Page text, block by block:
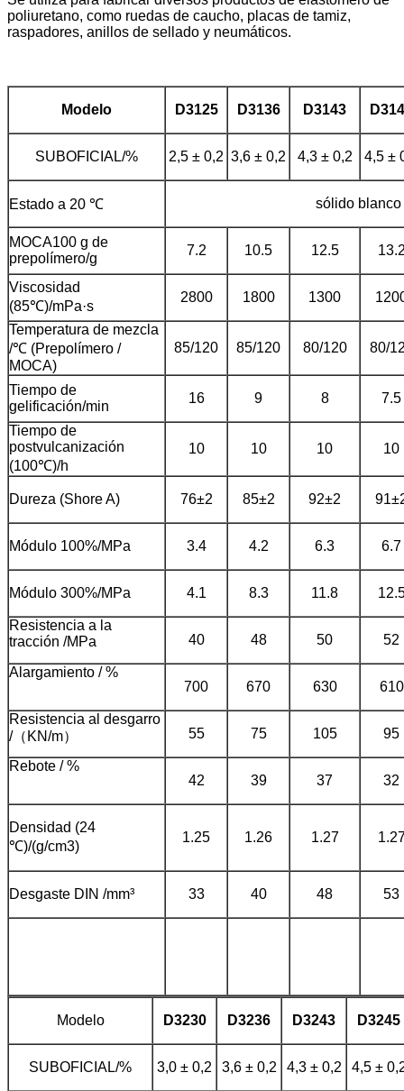
poliuretano, como ruedas de caucho, placas de tamiz,
raspadores, anillos de sellado y neumáticos.
Modelo D3125 D3136 D3143
SUBOFICIAL/% 2,5 ± 0,2 3,6 ± 0,2 4,3 ± 0,2 4,5 ±
Estado a 20 ℃ sólido blanco
MOCA100 g de
prepolímero/g
7.2 10.5 12.5
Viscosidad
(85℃)/mPa·s
2800 1800 1300
Temperatura de mezcla
/℃ (Prepolímero /
MOCA)
85/120 85/120 80/120 80/
Tiempo de
gelificación/min
16 9 8 7.5
Tiempo de
postvulcanización
(100℃)/h
10 10 10 10
Dureza (Shore A) 76±2 85±2 92±2
Módulo 100%/MPa 3.4 4.2 6.3 6.7
Módulo 300%/MPa 4.1 8.3 11.8
Resistencia a la
tracción /MPa
40 48 50 52
Alargamiento / %
700
670 630 610
Resistencia al desgarro
/（KN/m）
55 75 105 95
Rebote / %
42
39 37 32
Densidad (24
℃)/(g/cm3)
1.25 1.26 1.27
Desgaste DIN /mm³ 33 40 48 53
Modelo D3230 D3236 D3243 D3245
SUBOFICIAL/% 3,0 ± 0,2 3,6 ± 0,2 4,3 ± 0,2 4,5 ±